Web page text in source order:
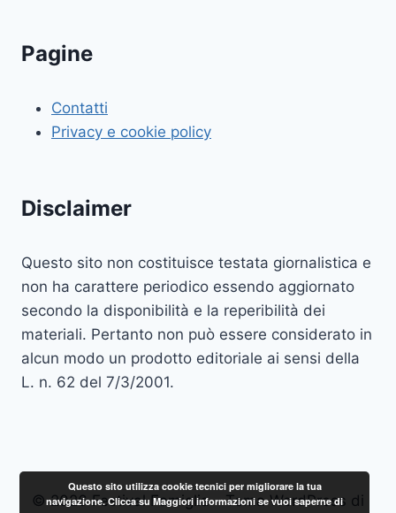
Pagine
Contatti
Privacy e cookie policy
Disclaimer
Questo sito non costituisce testata giornalistica e
non ha carattere periodico essendo aggiornato
secondo la disponibilità e la reperibilità dei
materiali. Pertanto non può essere considerato in
alcun modo un prodotto editoriale ai sensi della
L. n. 62 del 7/3/2001.
© 2026 Festival Famiglia - Tema WordPress di
Questo sito utilizza cookie tecnici per migliorare la tua
navigazione. Clicca su Maggiori informazioni se vuoi saperne di